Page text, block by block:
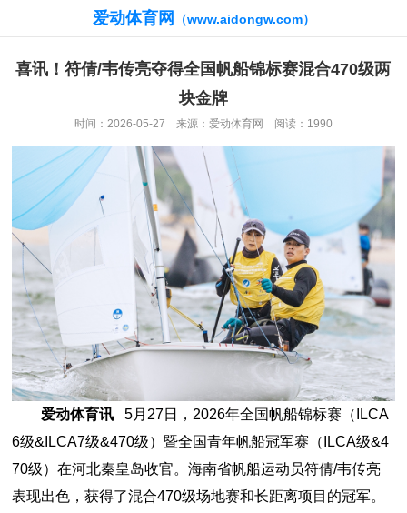
爱动体育网 （www.aidongw.com）
喜讯！符倩/韦传亮夺得全国帆船锦标赛混合470级两
块金牌
时间：2026-05-27 来源：爱动体育网 阅读：1990
爱动体育讯 5月27日，2026年全国帆船锦标赛（ILCA
6级&ILCA7级&470级）暨全国青年帆船冠军赛（ILCA级&4
70级）在河北秦皇岛收官。海南省帆船运动员符倩/韦传亮
表现出色，获得了混合470级场地赛和长距离项目的冠军。